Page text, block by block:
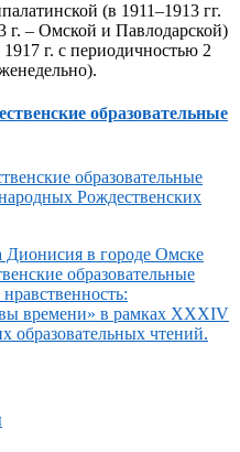
(в 1911–1913 гг.
– Омской и Павлодарской)
г. с периодичностью 2
образовательные
в городе Омске
образовательные
времени» в рамках XXXIV
образовательных чтений.